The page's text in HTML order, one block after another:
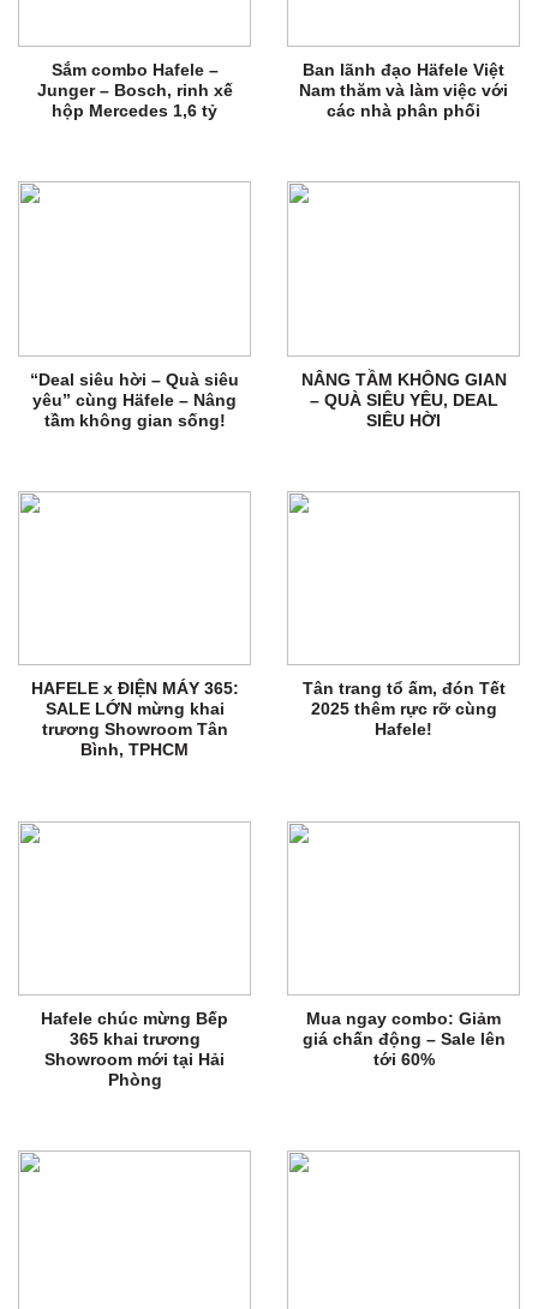
Sắm combo Hafele –
Junger – Bosch, rinh xế
hộp Mercedes 1,6 tỷ
Ban lãnh đạo Häfele Việt
Nam thăm và làm việc với
các nhà phân phối
“Deal siêu hời – Quà siêu
yêu” cùng Häfele – Nâng
tầm không gian sống!
NÂNG TẦM KHÔNG GIAN
– QUÀ SIÊU YÊU, DEAL
SIÊU HỜI
HAFELE x ĐIỆN MÁY 365:
SALE LỚN mừng khai
trương Showroom Tân
Bình, TPHCM
Tân trang tổ ấm, đón Tết
2025 thêm rực rỡ cùng
Hafele!
Hafele chúc mừng Bếp
365 khai trương
Showroom mới tại Hải
Phòng
Mua ngay combo: Giảm
giá chấn động – Sale lên
tới 60%